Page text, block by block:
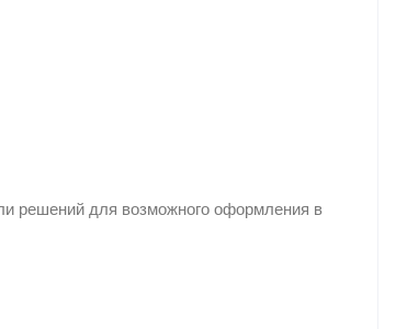
решений для возможного оформления в